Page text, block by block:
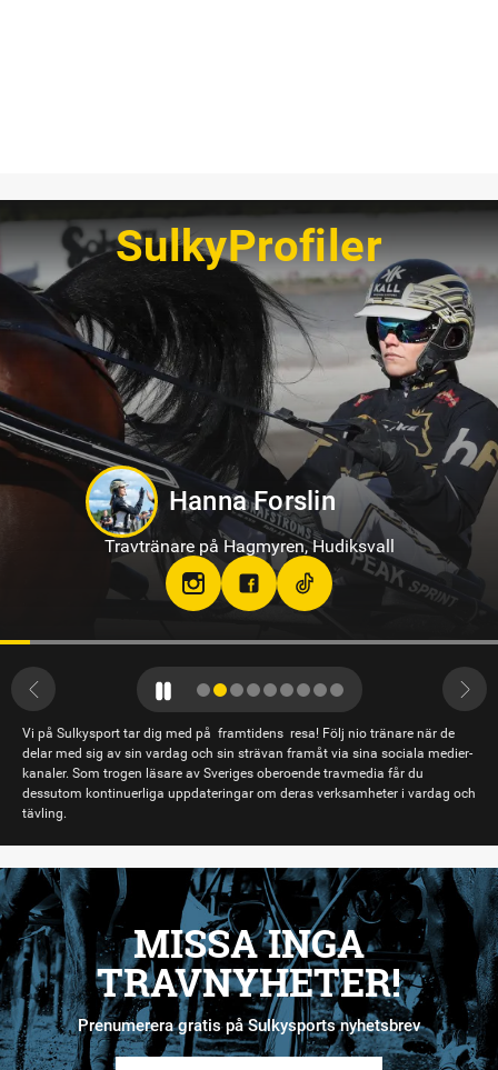
SulkyProfiler
Hanna Forslin
Travtränare på Hagmyren, Hudiksvall
Vi på Sulkysport tar dig med på framtidens resa! Följ nio tränare när de
delar med sig av sin vardag och sin strävan framåt via sina sociala medier-
kanaler. Som trogen läsare av Sveriges oberoende travmedia får du
dessutom kontinuerliga uppdateringar om deras verksamheter i vardag och
tävling.
MISSA INGA
TRAVNYHETER!
Prenumerera gratis på Sulkysports nyhetsbrev